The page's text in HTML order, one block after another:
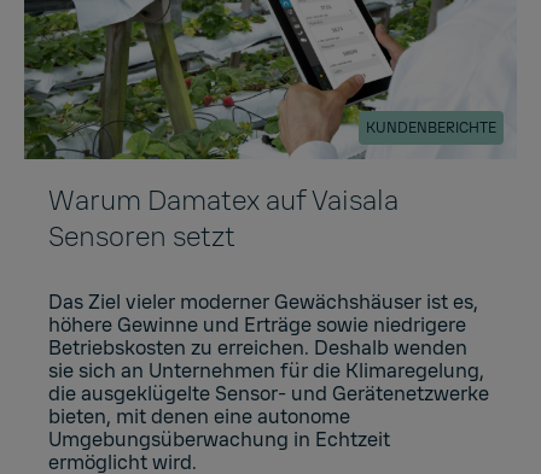
KUNDENBERICHTE
Warum Damatex auf Vaisala
Sensoren setzt
Das Ziel vieler moderner Gewächshäuser ist es,
höhere Gewinne und Erträge sowie niedrigere
Betriebskosten zu erreichen. Deshalb wenden
sie sich an Unternehmen für die Klimaregelung,
die ausgeklügelte Sensor- und Gerätenetzwerke
bieten, mit denen eine autonome
Umgebungsüberwachung in Echtzeit
ermöglicht wird.